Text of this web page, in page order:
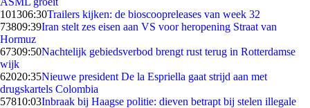
101306:30Trailers kijken: de bioscoopreleases van week 32
73809:39Iran stelt zes eisen aan VS voor heropening Straat van
Hormuz
67309:50Nachtelijk gebiedsverbod brengt rust terug in Rotterdamse
wijk
62020:35Nieuwe president De la Espriella gaat strijd aan met
drugskartels Colombia
57810:03Inbraak bij Haagse politie: dieven betrapt bij stelen illegale